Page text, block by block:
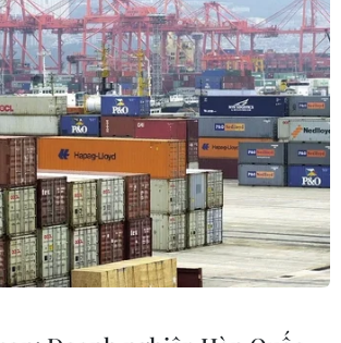
nhất bốn
tiêu quốc gia
thể
tăng tốc xây dựng
tới doanh thu